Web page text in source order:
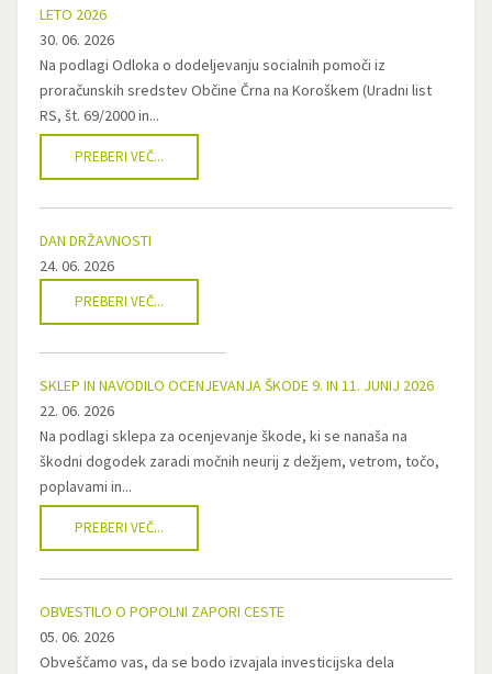
LETO 2026
30. 06. 2026
Na podlagi Odloka o dodeljevanju socialnih pomoči iz
proračunskih sredstev Občine Črna na Koroškem (Uradni list
RS, št. 69/2000 in...
PREBERI VEČ...
DAN DRŽAVNOSTI
24. 06. 2026
PREBERI VEČ...
SKLEP IN NAVODILO OCENJEVANJA ŠKODE 9. IN 11. JUNIJ 2026
22. 06. 2026
Na podlagi sklepa za ocenjevanje škode, ki se nanaša na
škodni dogodek zaradi močnih neurij z dežjem, vetrom, točo,
poplavami in...
PREBERI VEČ...
OBVESTILO O POPOLNI ZAPORI CESTE
05. 06. 2026
Obveščamo vas, da se bodo izvajala investicijska dela